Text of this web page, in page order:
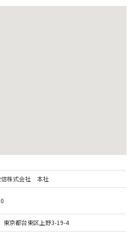
信株式会社 本社
京都台東区上野3-19-4